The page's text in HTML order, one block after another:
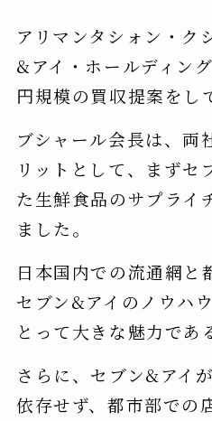
アリマンタシォン・ク
&アイ・ホールディン
円規模の買収提案をし
ブシャール会長は、両
リットとして、まずセ
た生鮮食品のサプライ
ました。
日本国内での流通網と
セブン&アイのノウハ
とって大きな魅力であ
さらに、セブン&アイ
依存せず、都市部での